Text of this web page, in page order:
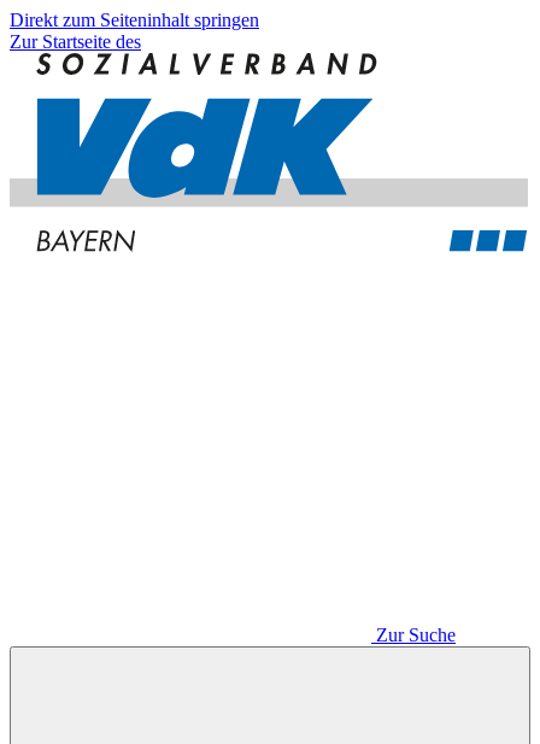
Direkt zum Seiteninhalt springen
Zur Startseite des
Zur Suche